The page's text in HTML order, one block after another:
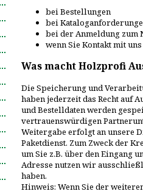
bei Bestellungen
bei
bei der Anmeldung zum
wenn Sie Kontakt mit
Was macht Holzprofi
Die Speicherung und
haben jederzeit das Recht auf
und Bestelldaten werden
vertrauenswürdigen
Weitergabe erfolgt an unsere
Paketdienst. Zum Zweck der
um Sie z.B. über den Eingang
Adresse nutzen wir
haben.
Hinweis: Wenn Sie der